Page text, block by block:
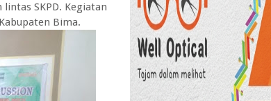
SKPD. Kegiatan
Bima.